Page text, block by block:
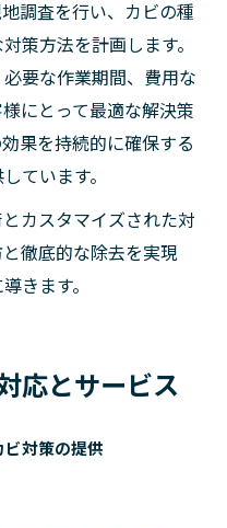
調査を行い、カビの種
策方法を計画します。
要な作業期間、費用な
にとって最適な解決策
果を持続的に確保する
ています。
カスタマイズされた対
徹底的な除去を実現
きます。
応とサービス
対策の提供